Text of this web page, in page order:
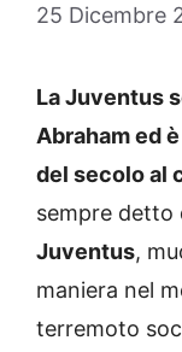
25 Dicembre
La Juventus
Abraham ed
del secolo al
sempre detto
Juventus,
maniera nel
terremoto